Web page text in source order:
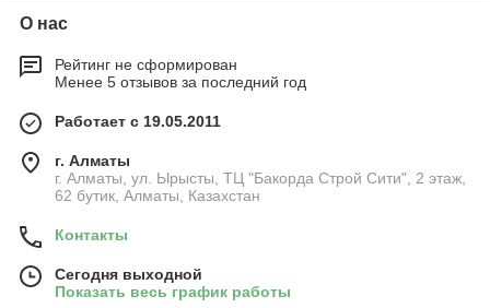
О нас
Рейтинг не сформирован
Менее 5 отзывов за последний год
Работает с 19.05.2011
г. Алматы
г. Алматы, ул. Ырысты, ТЦ "Бакорда Строй Сити", 2 этаж,
62 бутик, Алматы, Казахстан
Контакты
Сегодня выходной
Показать весь график работы